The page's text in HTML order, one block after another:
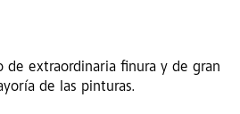
de extraordinaria finura y de gran
de las pinturas.